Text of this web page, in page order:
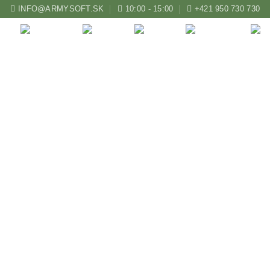
INFO@ARMYSOFT.SK 10:00 - 15:00 +421 950 730 730